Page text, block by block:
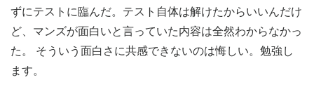
ずにテストに臨んだ。テスト自体は解けたからいいんだけ
ど、マンズが面白いと言っていた内容は全然わからなかっ
た。 そういう面白さに共感できないのは悔しい。勉強し
ます。